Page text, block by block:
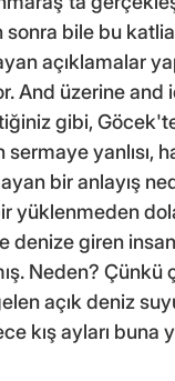
bile bu
açıklamalar
And üzerine and
gibi,
yanlısı,
bir anlayış
yüklenmeden
denize giren
Neden? Çünkü
açık deniz
kış ayları buna